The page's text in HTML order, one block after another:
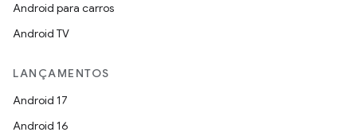
Android para carros
Android TV
LANÇAMENTOS
Android 17
Android 16